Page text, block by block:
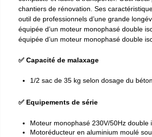
chantiers de rénovation. Ses
outil de professionnels d’une grande
équipée d’un moteur monophasé double
équipée d’un moteur monophasé double
✅ Capacité de malaxage
1/2 sac de 35 kg selon dosage du béton
✅ Equipements de série
Moteur monophasé 230V/50Hz double
Motoréducteur en aluminium moulé